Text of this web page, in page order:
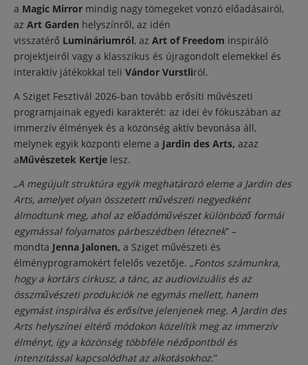
a Magic Mirror mindig nagy tömegeket vonzó előadásairól,
az Art Garden helyszínről, az idén
visszatérő Lumináriumról, az Art of Freedom inspiráló
projektjeiről vagy a klasszikus és újragondolt elemekkel és
interaktív játékokkal teli Vándor Vurstliról.
A Sziget Fesztivál 2026-ban tovább erősíti művészeti
programjainak egyedi karakterét: az idei év fókuszában az
immerzív élmények és a közönség aktív bevonása áll,
melynek egyik központi eleme a Jardin des Arts, azaz
aMűvészetek Kertje lesz.
„A megújult struktúra egyik meghatározó eleme a Jardin des
Arts, amelyet olyan összetett művészeti negyedként
álmodtunk meg, ahol az előadóművészet különböző formái
egymással folyamatos párbeszédben léteznek” –
mondta Jenna Jalonen, a Sziget művészeti és
élményprogramokért felelős vezetője. „Fontos számunkra,
hogy a kortárs cirkusz, a tánc, az audiovizuális és az
összművészeti produkciók ne egymás mellett, hanem
egymást inspirálva és erősítve jelenjenek meg. A Jardin des
Arts helyszínei eltérő módokon közelítik meg az immerzív
élményt, így a közönség többféle nézőpontból és
intenzitással kapcsolódhat az alkotásokhoz.”